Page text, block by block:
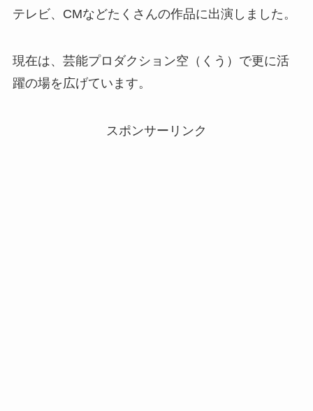
テレビ、CMなどたくさんの作品に出演しました。
現在は、芸能プロダクション空（くう）で更に活
躍の場を広げています。
スポンサーリンク